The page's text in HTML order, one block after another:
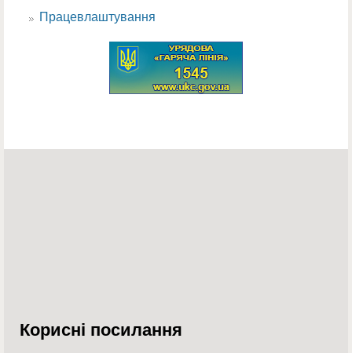
Працевлаштування
Корисні посилання